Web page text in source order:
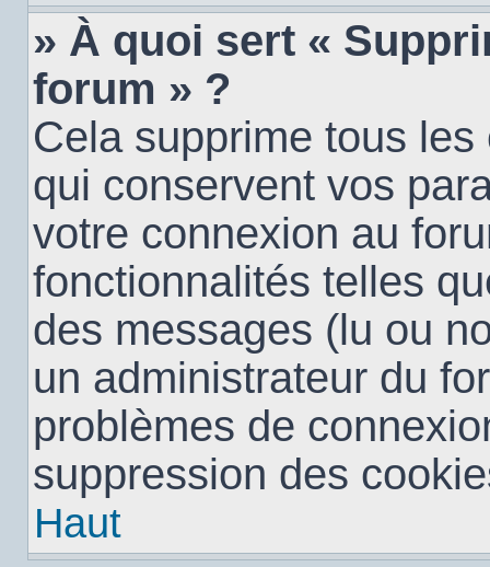
» À quoi sert «
forum » ?
Cela supprime tous
qui conservent vos
votre connexion au
fonctionnalités telles
des messages (lu ou
un administrateur du
problèmes de
suppression des
Haut